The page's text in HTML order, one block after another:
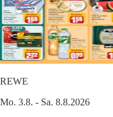
REWE
Mo. 3.8. - Sa. 8.8.2026